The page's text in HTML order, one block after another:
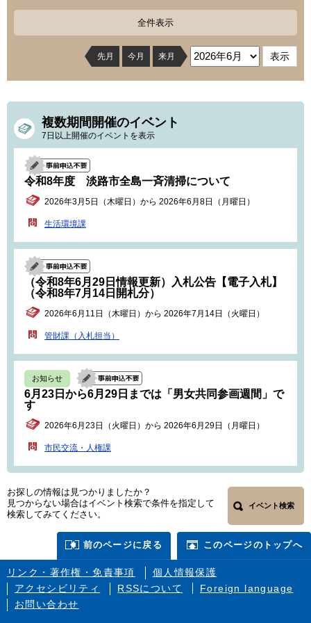
全件表示
先月 今月 来月
複数期間開催のイベント
7日以上開催のイベントを表示
令和8年度 淡路市全島一斉清掃について
2026年3月5日（木曜日）から 2026年6月8日（月曜日）
生活環境課
（令和8年6月29日情報更新）入札公告【電子入札】
（令和8年7月14日開札分）
2026年6月11日（木曜日）から 2026年7月14日（火曜日）
管財課（入札担当）
お知らせ
6月23日から6月29日までは「男女共同参画週間」で
す
2026年6月23日（火曜日）から 2026年6月29日（月曜日）
市民交流・人権課
お探しの情報は見つかりましたか？
見つからない場合はイベント検索で条件を指定して
検索してみてください。
イベント検索
前のページに戻る このページのトップへ
リンク・著作権・免責事項
個人情報保護
アクセシビリティ
RSSについて
Foreign language
お問い合わせ